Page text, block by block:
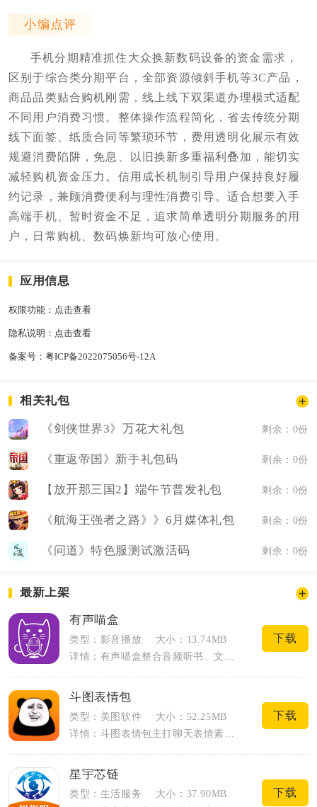
小编点评
手机分期精准抓住大众换新数码设备的资金需求，
区别于综合类分期平台，全部资源倾斜手机等3C产品，
商品品类贴合购机刚需，线上线下双渠道办理模式适配
不同用户消费习惯。整体操作流程简化，省去传统分期
线下面签、纸质合同等繁琐环节，费用透明化展示有效
规避消费陷阱，免息、以旧换新多重福利叠加，能切实
减轻购机资金压力。信用成长机制引导用户保持良好履
约记录，兼顾消费便利与理性消费引导。适合想要入手
高端手机、暂时资金不足，追求简单透明分期服务的用
户，日常购机、数码焕新均可放心使用。
应用信息
权限功能： 点击查看
隐私说明： 点击查看
备案号： 粤ICP备2022075056号-12A
相关礼包
《剑侠世界3》万花大礼包 剩余：0份
《重返帝国》新手礼包码 剩余：0份
【放开那三国2】端午节普发礼包 剩余：0份
《航海王强者之路》》6月媒体礼包 剩余：0份
《问道》特色服测试激活码 剩余：0份
最新上架
有声喵盒
类型：影音播放
大小：13.74MB
详情：有声喵盒整合音频听书、文稿画本、AI文字转语音两类核心板块，兼顾日常音频休闲...
下载
斗图表情包
类型：美图软件
大小：52.25MB
详情：斗图表情包主打聊天表情素材查找与自制编辑，整合静态图、GIF动图两类主流表情...
下载
星宇芯链
类型：生活服务
大小：37.90MB
下载